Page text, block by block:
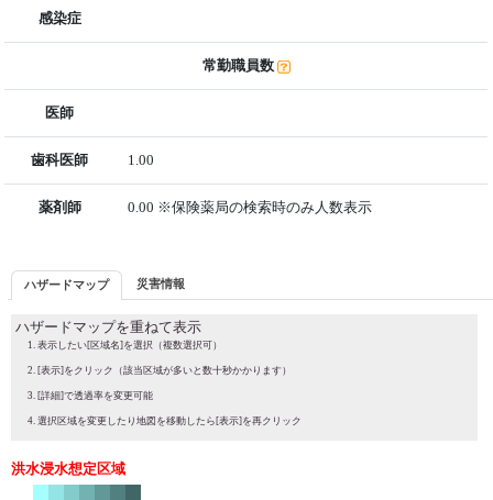
感染症
常勤職員数
医師
歯科医師 1.00
薬剤師 0.00 ※保険薬局の検索時のみ人数表示
ハザードマップ 災害情報
ハザードマップを重ねて表示
表示したい[区域名]を選択（複数選択可）
[表示]をクリック（該当区域が多いと数十秒かかります）
[詳細]で透過率を変更可能
選択区域を変更したり地図を移動したら[表示]を再クリック
洪水浸水想定区域